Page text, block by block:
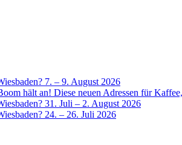
7. – 9. August 2026
hält an! Diese neuen Adressen für
31. Juli – 2. August 2026
24. – 26. Juli 2026